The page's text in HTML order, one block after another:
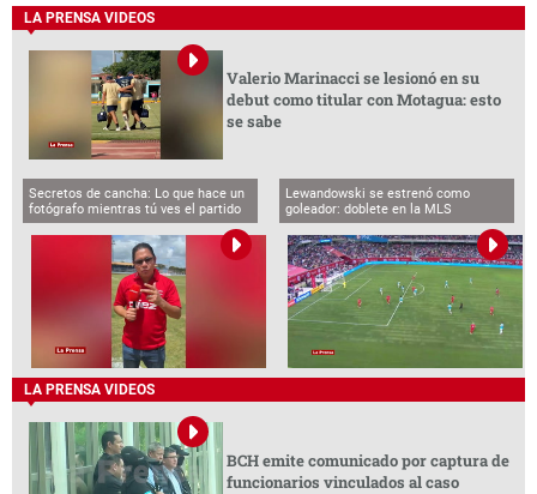
LA PRENSA VIDEOS
Valerio Marinacci se lesionó en su
debut como titular con Motagua: esto
se sabe
Secretos de cancha: Lo que hace un
fotógrafo mientras tú ves el partido
Lewandowski se estrenó como
goleador: doblete en la MLS
LA PRENSA VIDEOS
BCH emite comunicado por captura de
funcionarios vinculados al caso